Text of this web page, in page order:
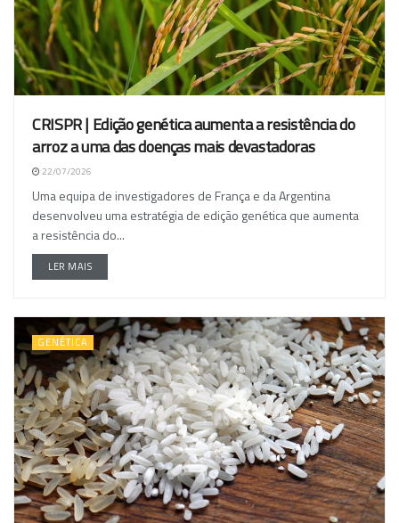
CRISPR | Edição genética aumenta a resistência do
arroz a uma das doenças mais devastadoras
22/07/2026
Uma equipa de investigadores de França e da Argentina
desenvolveu uma estratégia de edição genética que aumenta
a resistência do...
LER MAIS
GENÉTICA